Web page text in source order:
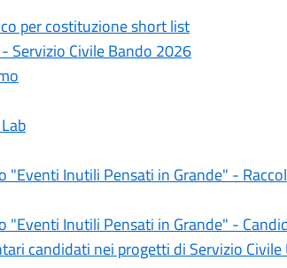
per costituzione short list
Servizio Civile Bando 2026
"Eventi Inutili Pensati in Grande" -
"Eventi Inutili Pensati in Grande" -
candidati nei progetti di Servizio